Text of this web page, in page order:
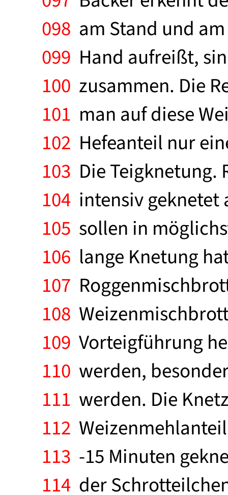
098 am Stand und
099 Hand aufreißt,
100 zusammen. Die
101 man auf diese
102 Hefeanteil nur
103 Die Teigknetung.
104 intensiv geknetet
105 sollen in
106 lange Knetung
107
108
109 Vorteigführung
110 werden,
111 werden. Die
112
113 -15 Minuten
114 der